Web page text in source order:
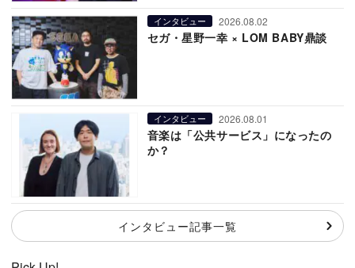
インタビュー 2026.08.02
セガ・星野一幸 × LOM BABY鼎談
インタビュー 2026.08.01
音楽は「公共サービス」になったの
か？
インタビュー記事一覧